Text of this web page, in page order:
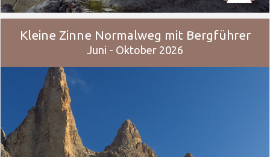
Kleine Zinne Normalweg mit Bergführer
Juni - Oktober 2026